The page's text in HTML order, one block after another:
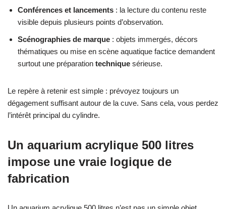
Conférences et lancements : la lecture du contenu reste
visible depuis plusieurs points d’observation.
Scénographies de marque : objets immergés, décors
thématiques ou mise en scène aquatique factice demandent
surtout une préparation technique sérieuse.
Le repère à retenir est simple : prévoyez toujours un
dégagement suffisant autour de la cuve. Sans cela, vous perdez
l’intérêt principal du cylindre.
Un aquarium acrylique 500 litres
impose une vraie logique de
fabrication